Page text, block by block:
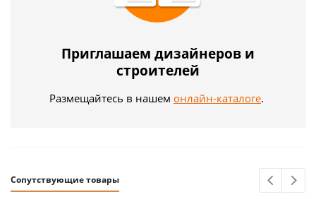
Приглашаем дизайнеров и
строителей
Размещайтесь в нашем онлайн-каталоге.
Сопутствующие товары